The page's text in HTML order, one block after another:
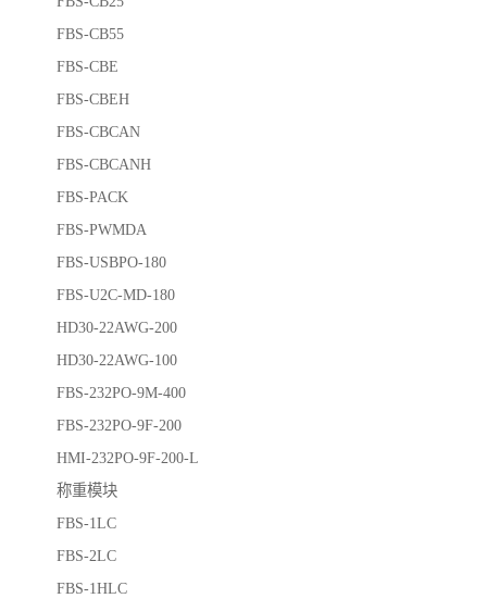
FBS-CB55
FBS-CBE
FBS-CBEH
FBS-CBCAN
FBS-CBCANH
FBS-PACK
FBS-PWMDA
FBS-USBPO-180
FBS-U2C-MD-180
HD30-22AWG-200
HD30-22AWG-100
FBS-232PO-9M-400
FBS-232PO-9F-200
HMI-232PO-9F-200-L
称重模块
FBS-1LC
FBS-2LC
FBS-1HLC